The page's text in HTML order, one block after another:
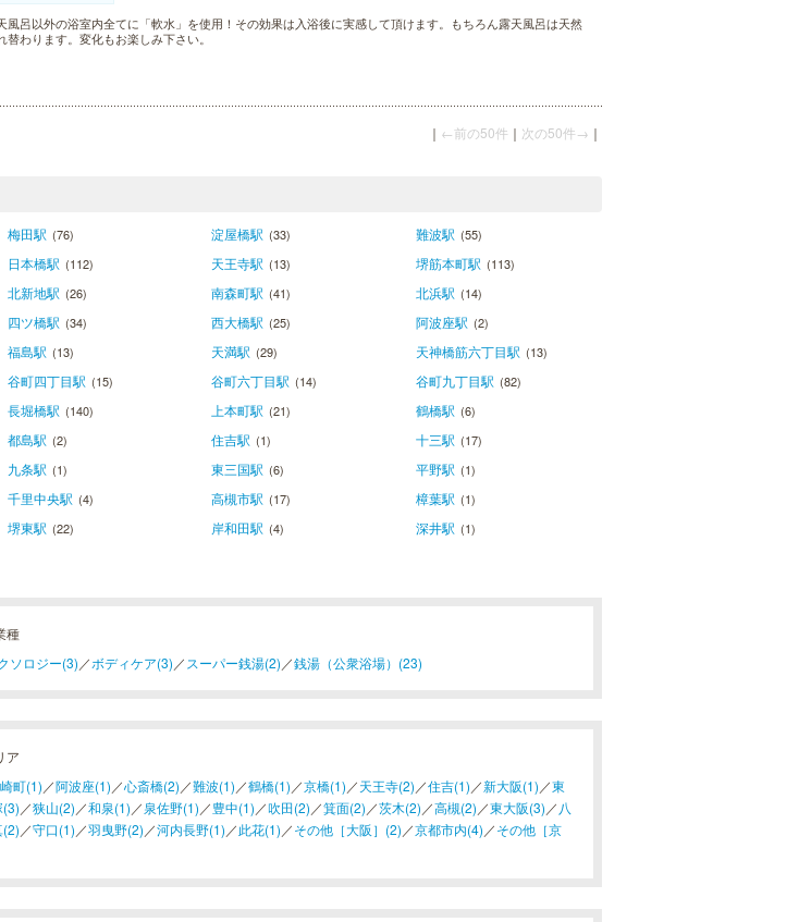
風呂以外の浴室内全てに「軟水」を使用！その効果は入浴後に実感して頂けます。もちろん露天風呂は天然
わります。変化もお楽しみ下さい。
｜ ←前の50件 ｜ 次の50件→ ｜
梅田駅 (76) 淀屋橋駅 (33) 難波駅 (55)
日本橋駅 (112) 天王寺駅 (13) 堺筋本町駅 (113)
北新地駅 (26) 南森町駅 (41) 北浜駅 (14)
四ツ橋駅 (34) 西大橋駅 (25) 阿波座駅 (2)
福島駅 (13) 天満駅 (29) 天神橋筋六丁目駅 (13)
谷町四丁目駅 (15) 谷町六丁目駅 (14) 谷町九丁目駅 (82)
長堀橋駅 (140) 上本町駅 (21) 鶴橋駅 (6)
都島駅 (2) 住吉駅 (1) 十三駅 (17)
九条駅 (1) 東三国駅 (6) 平野駅 (1)
千里中央駅 (4) 高槻市駅 (17) 樟葉駅 (1)
堺東駅 (22) 岸和田駅 (4) 深井駅 (1)
種
ソロジー(3) ／ボディケア(3) ／ スーパー銭湯(2) ／銭湯（公衆浴場）(23)
ア
町(1) ／阿波座(1) ／心斎橋(2) ／難波(1) ／鶴橋(1) ／京橋(1) ／天王寺(2) ／住吉(1) ／新大阪(1) ／東
(3) ／狭山(2) ／和泉(1) ／泉佐野(1) ／豊中(1) ／吹田(2) ／箕面(2) ／茨木(2) ／高槻(2) ／東大阪(3) ／ 八
(2) ／守口(1) ／羽曳野(2) ／河内長野(1) ／此花(1) ／その他［大阪］(2) ／京都市内(4) ／その他［京